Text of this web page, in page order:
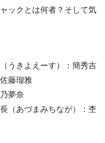
ックとは何者？そして気
うきよえーす）：簡秀吉
藤瑠雅
夢奈
（あづまみちなが）：杢